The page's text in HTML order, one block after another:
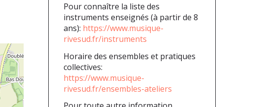
Pour connaître la liste des
instruments enseignés (à partir de 8
ans): https://www.musique-
rivesud.fr/instruments
Horaire des ensembles et pratiques
collectives:
https://www.musique-
rivesud.fr/ensembles-ateliers